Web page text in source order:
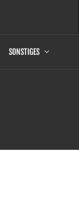
SONSTIGES